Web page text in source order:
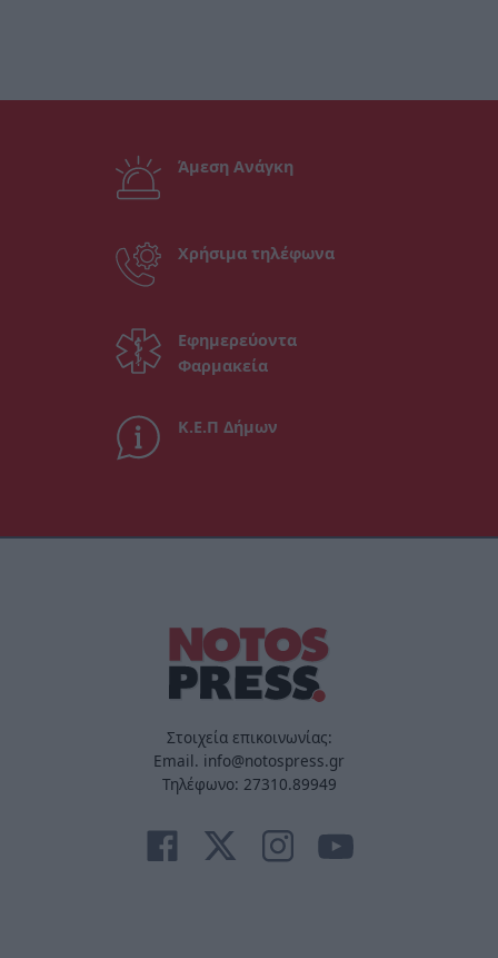
Άμεση Ανάγκη
Χρήσιμα τηλέφωνα
Εφημερεύοντα
Φαρμακεία
Κ.Ε.Π Δήμων
Στοιχεία επικοινωνίας:
Email. info@notospress.gr
Τηλέφωνο: 27310.89949